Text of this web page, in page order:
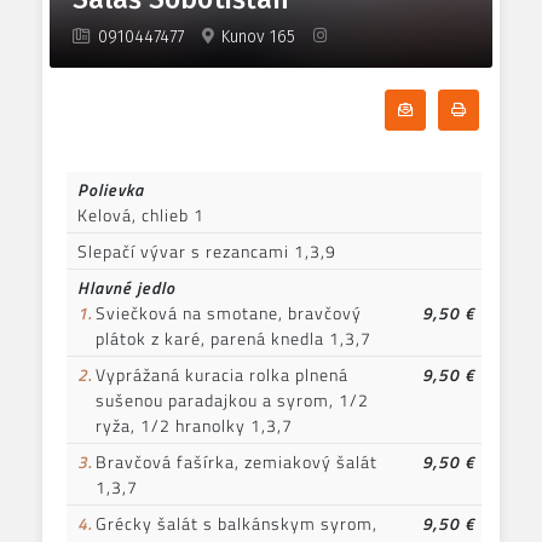
9. Detské menu /0,5 polievka + 0,5
0910447477 Kunov 165
Odoberať
Polievka
Kelová, chlieb 1
Slepačí vývar s rezancami 1,3,9
Hlavné jedlo
1.Sviečková na smotane, bravčový
plátok z karé, parená knedla 1,3,7
9,50 €
2.Vyprážaná kuracia rolka plnená
sušenou paradajkou a syrom, 1/2
ryža, 1/2 hranolky 1,3,7
9,50 €
3. Bravčová fašírka, zemiakový šalát
1,3,7
9,50 €
4.Grécky šalát s balkánskym syrom,
9,50 €